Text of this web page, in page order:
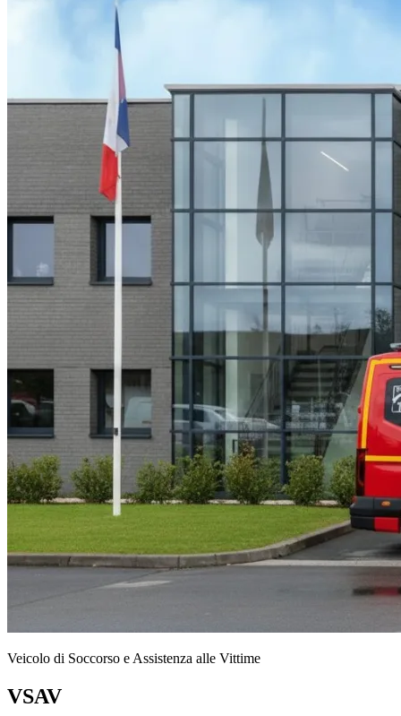
Veicolo di Soccorso e Assistenza alle Vittime
VSAV